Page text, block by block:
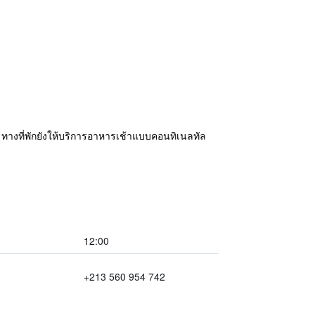
งที่พักยังให้บริการอาหารเช้าแบบคอนทิเนลทัล
12:00
+213 560 954 742